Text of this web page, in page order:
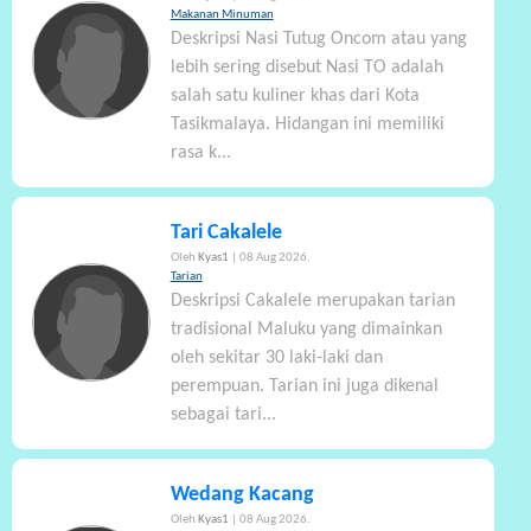
Makanan Minuman
Deskripsi Nasi Tutug Oncom atau yang
lebih sering disebut Nasi TO adalah
salah satu kuliner khas dari Kota
Tasikmalaya. Hidangan ini memiliki
rasa k...
Tari Cakalele
Oleh Kyas1
| 08 Aug 2026.
Tarian
Deskripsi Cakalele merupakan tarian
tradisional Maluku yang dimainkan
oleh sekitar 30 laki-laki dan
perempuan. Tarian ini juga dikenal
sebagai tari...
Wedang Kacang
Oleh Kyas1
| 08 Aug 2026.